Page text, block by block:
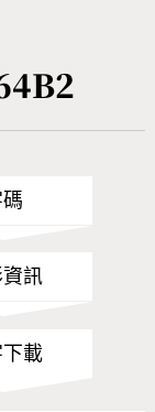
查詢
訊
載